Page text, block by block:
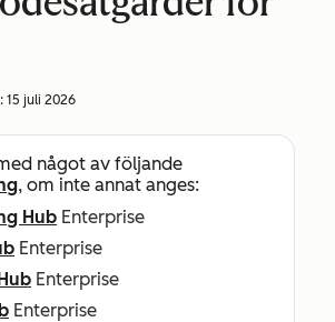
15 juli 2026
något av följande
, om inte annat anges:
Hub Enterprise
Enterprise
Enterprise
Enterprise